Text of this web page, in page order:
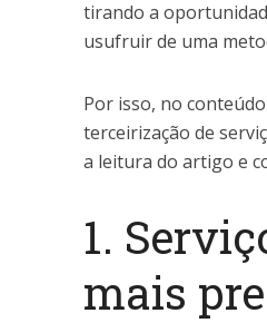
tirando a
usufruir de uma
Por isso, no
terceirização de
a leitura do artigo e
1.
mais